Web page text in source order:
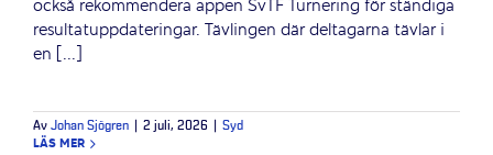
också rekommendera appen SvTF Turnering för ständiga
resultatuppdateringar. Tävlingen där deltagarna tävlar i
en [...]
Av Johan Sjögren 2 juli, 2026 Syd
LÄS MER